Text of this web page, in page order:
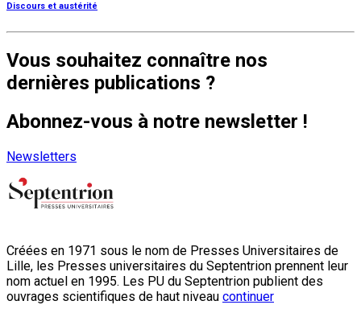
Discours et austérité
Vous souhaitez connaître nos
dernières publications ?
Abonnez-vous à notre newsletter !
Newsletters
Créées en 1971 sous le nom de Presses Universitaires de
Lille, les Presses universitaires du Septentrion prennent leur
nom actuel en 1995. Les PU du Septentrion publient des
ouvrages scientifiques de haut niveau continuer